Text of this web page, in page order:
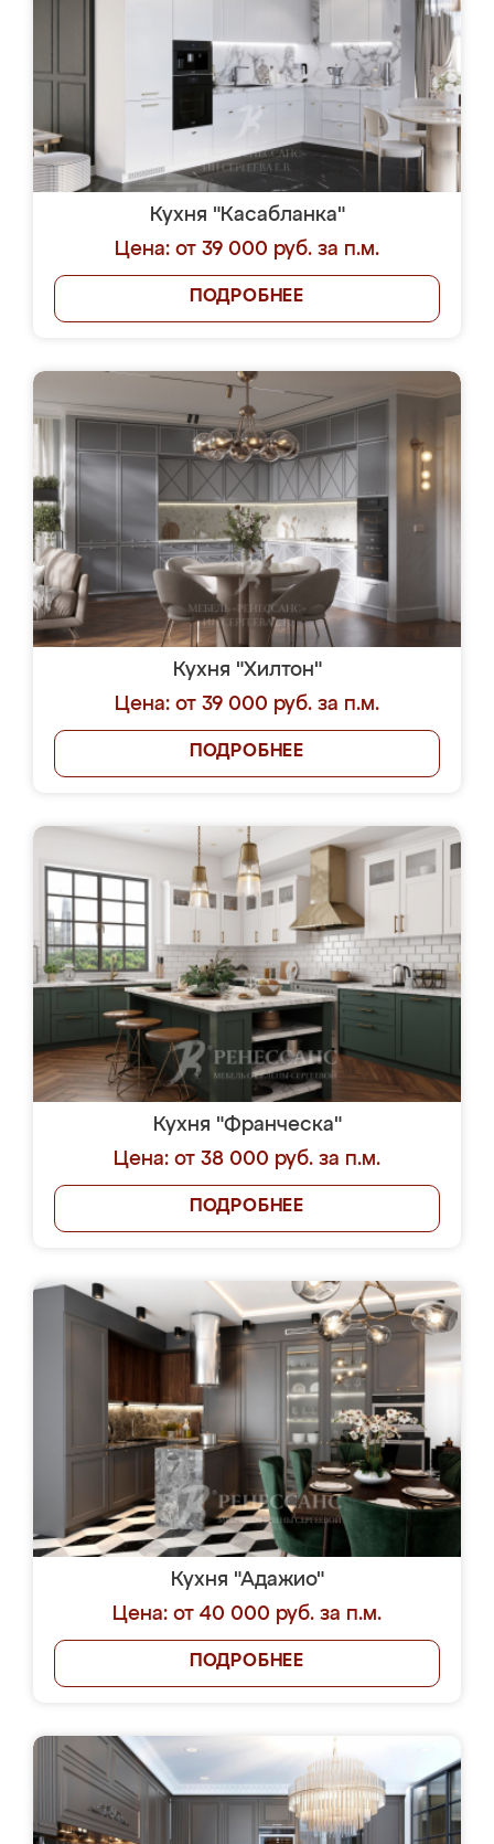
Кухня "Касабланка"
Цена: от 39 000 руб. за п.м.
ПОДРОБНЕЕ
Кухня "Хилтон"
Цена: от 39 000 руб. за п.м.
ПОДРОБНЕЕ
Кухня "Франческа"
Цена: от 38 000 руб. за п.м.
ПОДРОБНЕЕ
Кухня "Адажио"
Цена: от 40 000 руб. за п.м.
ПОДРОБНЕЕ